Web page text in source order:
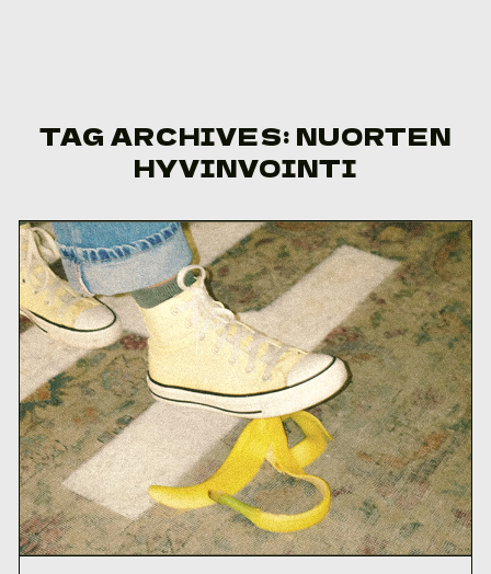
TAG ARCHIVES: NUORTEN
HYVINVOINTI